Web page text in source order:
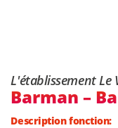
L'établissement Le
Barman –
Description fonction: